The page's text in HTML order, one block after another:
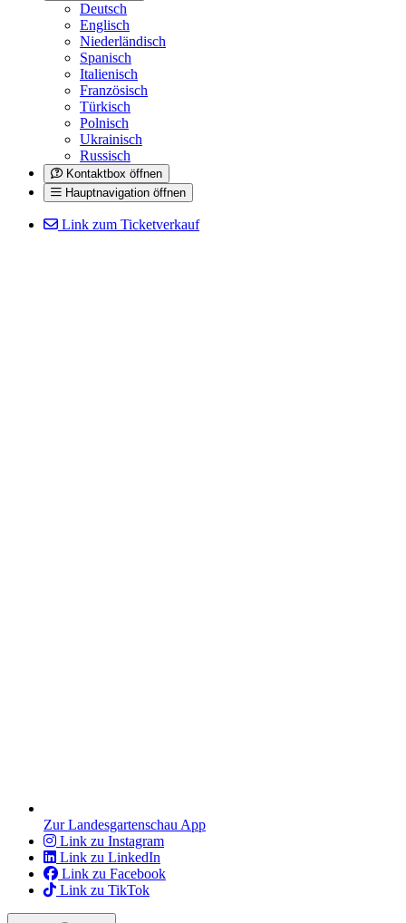
Deutsch
Englisch
Niederländisch
Spanisch
Italienisch
Französisch
Türkisch
Polnisch
Ukrainisch
Russisch
Kontaktbox öffnen
Hauptnavigation öffnen
Link zum Ticketverkauf
Zur Landesgartenschau App
Link zu Instagram
Link zu LinkedIn
Link zu Facebook
Link zu TikTok